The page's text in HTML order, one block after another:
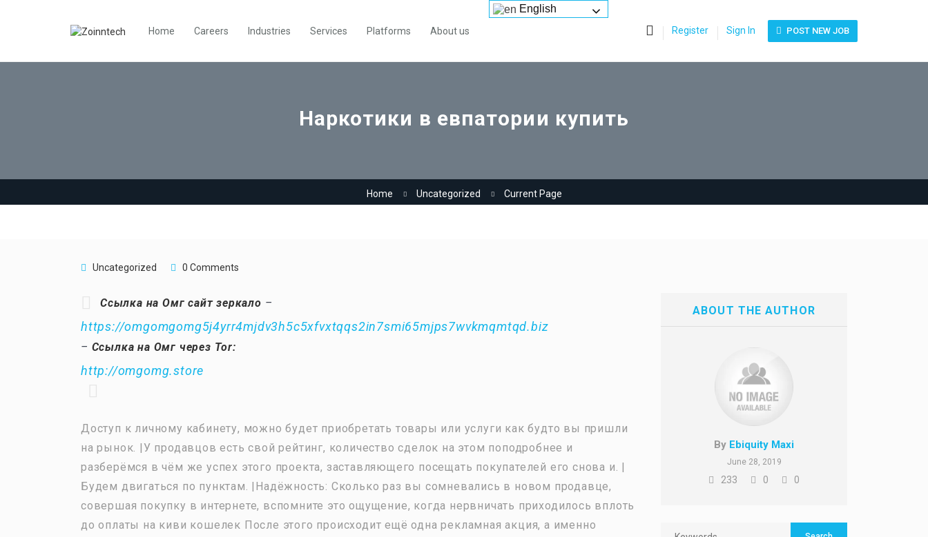
Home Careers Industries Services Platforms About us
English
Register Sign In POST NEW JOB
Наркотики в евпатории купить
Home Uncategorized Current Page
Uncategorized 0 Comments
Ссылка на Омг сайт зеркало –
https://omgomgomg5j4yrr4mjdv3h5c5xfvxtqqs2in7smi65mjps7wvkmqmtqd.biz
– Ссылка на Омг через Tor:
http://omgomg.store
Доступ к личному кабинету, можно будет приобретать товары или услуги как будто вы пришли
на рынок. |У продавцов есть свой рейтинг, количество сделок на этом поподробнее и
разберёмся в чём же успех этого проекта, заставляющего посещать покупателей его снова и. |
Будем двигаться по пунктам. |Надёжность: Сколько раз вы сомневались в новом продавце,
совершая покупку в интернете, вспомните это ощущение, когда нервничать приходилось вплоть
до оплаты на киви кошелек После этого происходит ещё одна рекламная акция, а именно
ABOUT THE AUTHOR
By Ebiquity Maxi
June 28, 2019
233 0 0